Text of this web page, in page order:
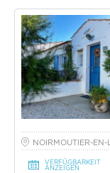
NOIRMOUTIER-
VERFÜGBARKEIT
ANZEIGEN